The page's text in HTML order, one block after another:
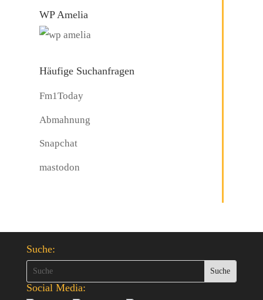
WP Amelia
Häufige Suchanfragen
Fm1Today
Abmahnung
Snapchat
mastodon
Suche:
Social Media: